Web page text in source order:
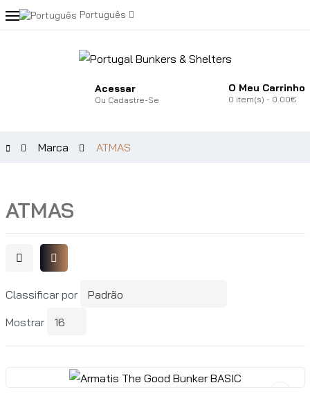
Português
Acessar
Ou Cadastre-Se
O Meu Carrinho
0 item(s) - 0.00€
Marca ATMAS
ATMAS
Classificar por
Mostrar